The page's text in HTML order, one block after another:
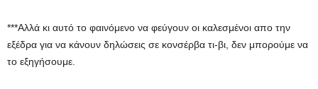
***Αλλά κι αυτό το φαινόμενο να φεύγουν οι καλεσμένοι απο την
εξέδρα για να κάνουν δηλώσεις σε κονσέρβα τι-βι, δεν μπορούμε να
το εξηγήσουμε.